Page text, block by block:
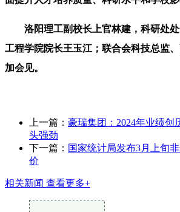
洛阳理工副校长上官林建，科研处处
工程学院院长王玉江；联合会科技总监
加会见。
上一篇： 豪瑞集团：2024年业绩创
头强劲
下一篇： 国家统计局发布3月上旬
价
相关新闻 查看更多+